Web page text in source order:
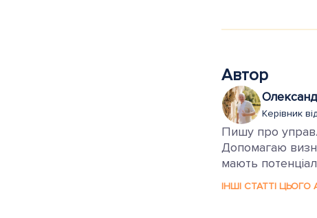
Автор
Керівник
Пишу про
Допомагаю
мають
ІНШІ СТАТТІ ЦЬОГО